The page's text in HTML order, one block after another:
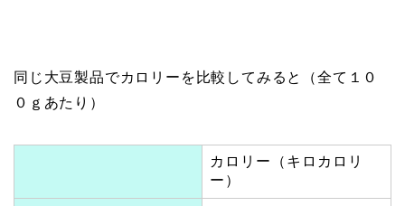
同じ大豆製品でカロリーを比較してみると（全て１０
０ｇあたり）
カロリー（キロカロリ
ー）